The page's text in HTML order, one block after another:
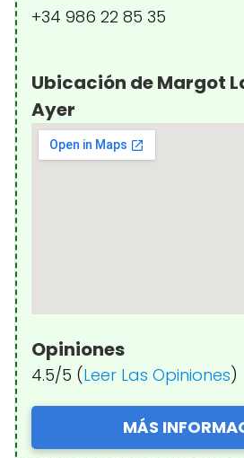
+34 986 22 85 35
Ubicación de Margot
Ayer
Opiniones
4.5/5 (Leer Las Opiniones)
MÁS